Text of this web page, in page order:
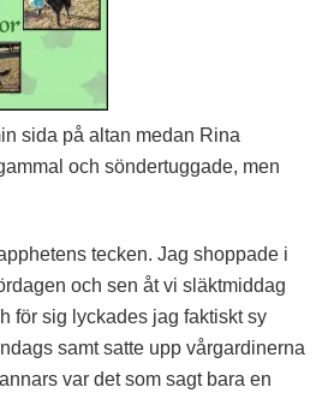
sida på altan medan Rina
och söndertuggade, men
tecken. Jag shoppade i
och sen åt vi släktmiddag
för sig lyckades jag faktiskt sy
samt satte upp vårgardinerna
var det som sagt bara en